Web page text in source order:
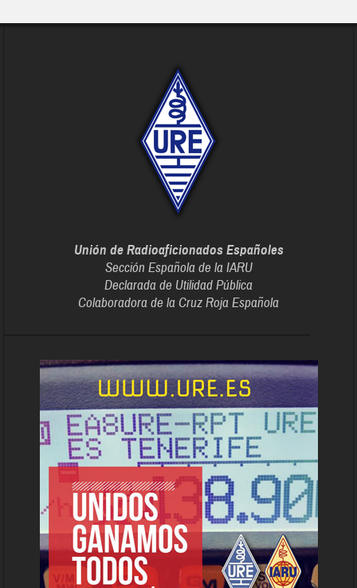
Unión de Radioaficionados Españoles
Sección Española de la IARU
Declarada de Utilidad Pública
Colaboradora de la Cruz Roja Española